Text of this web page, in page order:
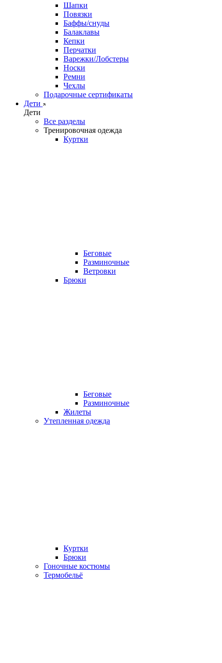
Шапки
Повязки
Баффы/снуды
Балаклавы
Кепки
Перчатки
Варежки/Лобстеры
Носки
Ремни
Чехлы
Подарочные сертификаты
Дети
Дети
Все разделы
Тренировочная одежда
Куртки
Беговые
Разминочные
Ветровки
Брюки
Беговые
Разминочные
Жилеты
Утепленная одежда
Куртки
Брюки
Гоночные костюмы
Термобельё